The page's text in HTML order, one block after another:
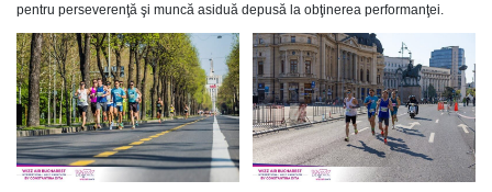
pentru perseverenţă şi muncă asiduă depusă la obţinerea performanţei.